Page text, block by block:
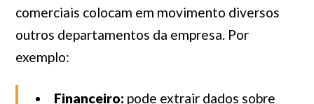
comerciais colocam em movimento diversos
outros departamentos da empresa. Por
exemplo:
Financeiro: pode extrair dados sobre